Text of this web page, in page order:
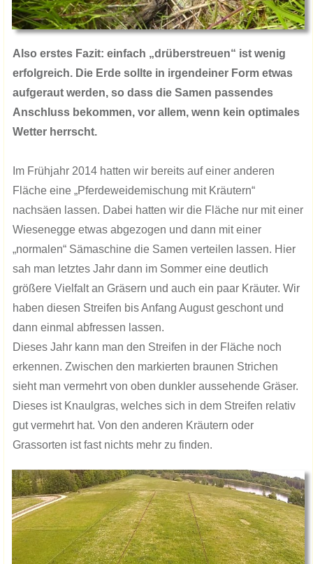
Also ​erstes Fazit: einfach „drüberstreuen“ ist wenig
erfolgreich. Die Erde sollte in irgendeiner Form etwas
aufgeraut werden, so dass die Samen passendes
Anschluss bekommen, vor allem, wenn kein optimales
Wetter herrscht.
Im Frühjahr 2014 hatten wir bereits auf einer anderen
Fläche eine „Pferdeweidemischung mit Kräutern“
nachsäen lassen. Dabei hatten wir die Fläche nur mit einer
Wiesenegge etwas abgezogen und dann mit einer
„normalen“ Sämaschine die Samen verteilen lassen. Hier
sah man letztes Jahr dann im Sommer eine deutlich
größere Vielfalt an Gräsern und auch ein paar Kräuter. Wir
haben diesen Streifen bis Anfang August geschont und
dann einmal abfressen lassen.
Dieses Jahr kann man den Streifen in der Fläche noch
erkennen. Zwischen den markierten braunen Strichen
sieht man vermehrt von oben dunkler aussehende Gräser.
Dieses ist Knaulgras, welches sich in dem Streifen relativ
gut vermehrt hat. Von den anderen Kräutern oder
Grassorten ist fast nichts mehr zu finden.